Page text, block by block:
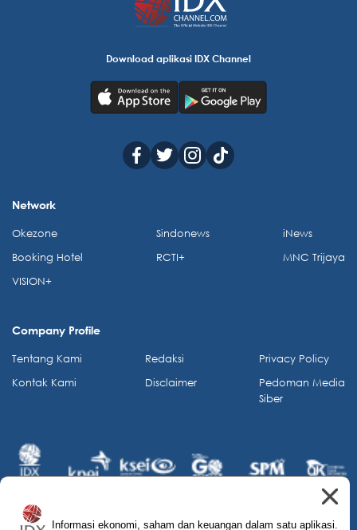
Informasi ekonomi, saham dan keuangan dalam satu aplikasi.
Download aplikasi IDX Channel
Network
Okezone
Booking Hotel
VISION+
Sindonews
RCTI+
iNews
MNC Trijaya
Company Profile
Tentang Kami
Kontak Kami
Redaksi
Disclaimer
Privacy Policy
Pedoman Media
Siber